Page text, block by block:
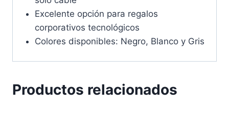
Excelente opción para regalos
corporativos tecnológicos
Colores disponibles: Negro, Blanco y Gris
Productos relacionados